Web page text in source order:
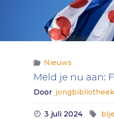
Nieuws
Meld je nu aan:
Door
3 juli 2024